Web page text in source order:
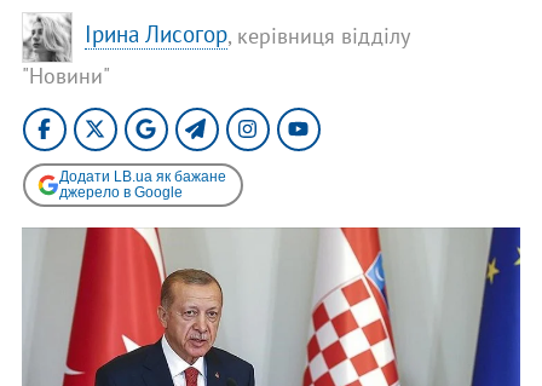
Ірина Лисогор, керівниця відділу
"Новини"
Додати LB.ua як бажане
джерело в Google